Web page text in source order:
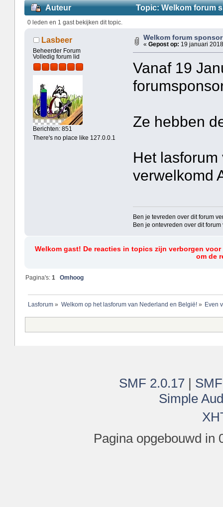
Auteur Topic: Welkom forum
0 leden en 1 gast bekijken dit topic.
Lasbeer
Beheerder Forum
Volledig forum lid
Berichten: 851
There's no place like 127.0.0.1
Welkom forum
«Gepost op: 19 januari
Vanaf 19
Ze hebben
Het
verwelkomd
Ben je tevreden over dit forum
Ben je ontevreden over dit forum
Welkom gast! De reacties in topics zijn verborgen
om de
Pagina's:1 Omhoog
Lasforum» Welkom op het lasforum van Nederland en België!» Even
SMF 2.0.17 |
Simple
Pagina opgebouwd in